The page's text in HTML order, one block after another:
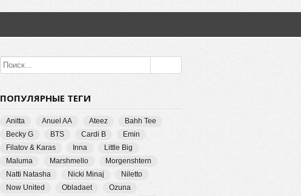
ПОПУЛЯРНЫЕ ТЕГИ
Anitta Anuel AA Ateez
Bahh Tee
Becky G
BTS Cardi B
Emin
Filatov & Karas
Inna
Little Big
Maluma
Marshmello
Morgenshtern
Natti Natasha
Nicki Minaj
Niletto
Now United
Obladaet
Ozuna